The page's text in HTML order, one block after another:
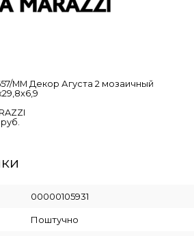
MM Декор Агуста 2 мозаичный
00000105931
Поштучно